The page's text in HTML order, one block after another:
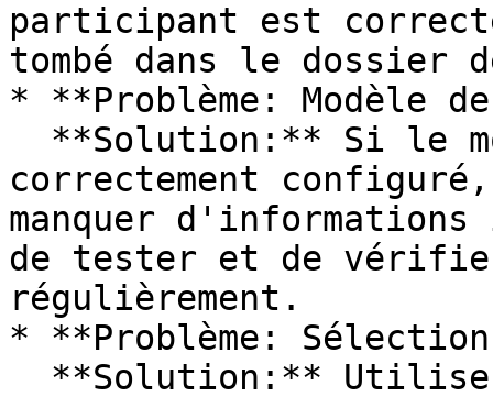
participant est
tombé dans le dossier
* **Problème: Modèle
correctement
manquer d'informations
de tester et de vérifier
régulièrement.
* **Problème: